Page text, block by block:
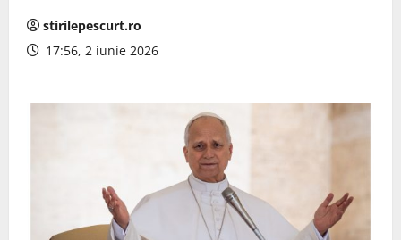
stirilepescurt.ro
17:56, 2 iunie 2026